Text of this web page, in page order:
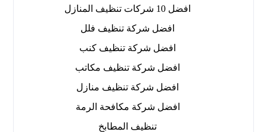
افضل 10 شركات تنظيف المنازل
افضل شركة تنظيف فلل
افضل شركة تنظيف كنب
افضل شركة تنظيف مكاتب
افضل شركة تنظيف منازل
افضل شركة مكافحة الرمة
تنظيف المطابخ